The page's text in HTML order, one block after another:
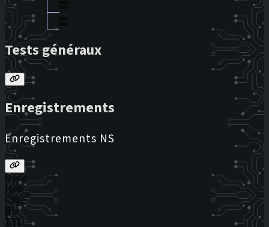
Tests généraux
Enregistrements
Enregistrements NS
Statut
Hôte
Cible
IPs
TTL